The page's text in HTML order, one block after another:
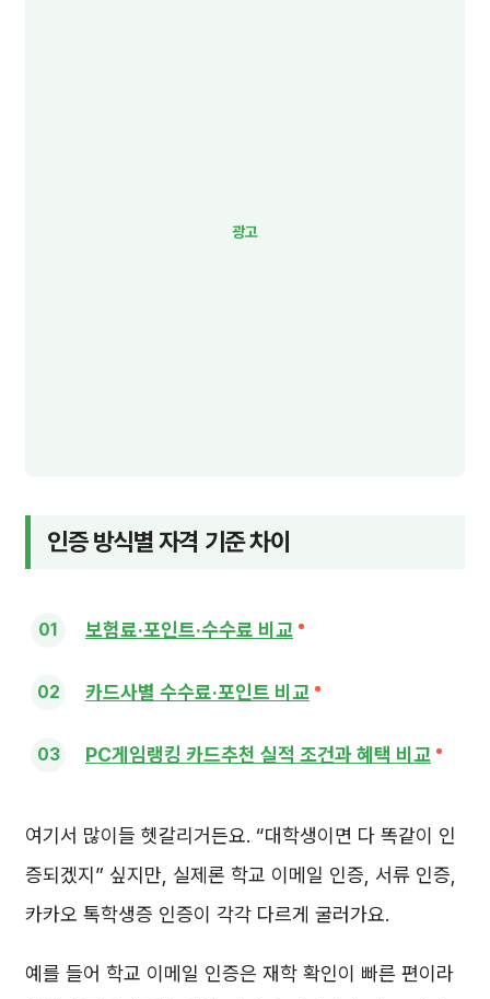
인증 방식별 자격 기준 차이
보험료·포인트·수수료 비교
카드사별 수수료·포인트 비교
PC게임랭킹 카드추천 실적 조건과 혜택 비교
여기서 많이들 헷갈리거든요. “대학생이면 다 똑같이 인
증되겠지” 싶지만, 실제론 학교 이메일 인증, 서류 인증,
카카오 톡학생증 인증이 각각 다르게 굴러가요.
예를 들어 학교 이메일 인증은 재학 확인이 빠른 편이라